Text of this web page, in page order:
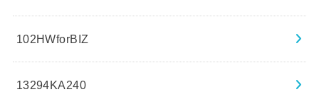
102HWforBIZ
13294KA240